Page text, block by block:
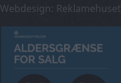
Webdesign: Reklamehuset